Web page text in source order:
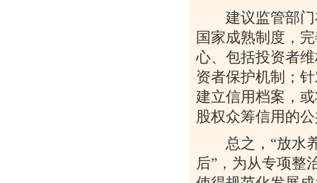
建议监管部门
国家成熟制度，
心、包括投资者
资者保护机制；
建立信用档案，
股权众筹信用的
总之，“放水养
后”，为从专项整